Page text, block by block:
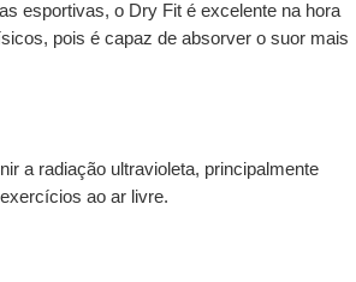
esportivas, o Dry Fit é excelente na hora
pois é capaz de absorver o suor mais
a radiação ultravioleta, principalmente
ao ar livre.